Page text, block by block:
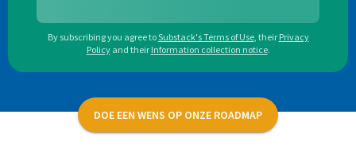
By subscribing you agree toSubstack's Terms of Use, their Privacy
Policy and their Information collection notice.
DOE EEN WENS OP ONZE ROADMAP